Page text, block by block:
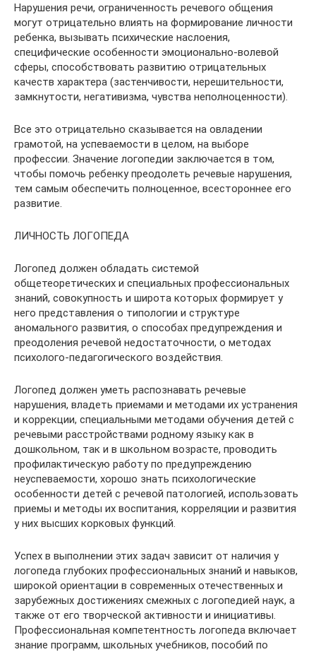
Нарушения речи, ограниченность речевого общения
могут отрицательно влиять на формирование личности
ребенка, вызывать психические наслоения,
специфические особенности эмоционально-волевой
сферы, способствовать развитию отрицательных
качеств характера (застенчивости, нерешительности,
замкнутости, негативизма, чувства неполноценности).
Все это отрицательно сказывается на овладении
грамотой, на успеваемости в целом, на выборе
профессии. Значение логопедии заключается в том,
чтобы помочь ребенку преодолеть речевые нарушения,
тем самым обеспечить полноценное, всестороннее его
развитие.
ЛИЧНОСТЬ ЛОГОПЕДА
Логопед должен обладать системой
общетеоретических и специальных профессиональных
знаний, совокупность и широта которых формирует у
него представления о типологии и структуре
аномального развития, о способах предупреждения и
преодоления речевой недостаточности, о методах
психолого-педагогического воздействия.
Логопед должен уметь распознавать речевые
нарушения, владеть приемами и методами их устранения
и коррекции, специальными методами обучения детей с
речевыми расстройствами родному языку как в
дошкольном, так и в школьном возрасте, проводить
профилактическую работу по предупреждению
неуспеваемости, хорошо знать психологические
особенности детей с речевой патологией, использовать
приемы и методы их воспитания, корреляции и развития
у них высших корковых функций.
Успех в выполнении этих задач зависит от наличия у
логопеда глубоких профессиональных знаний и навыков,
широкой ориентации в современных отечественных и
зарубежных достижениях смежных с логопедией наук, а
также от его творческой активности и инициативы.
Профессиональная компетентность логопеда включает
знание программ, школьных учебников, пособий по